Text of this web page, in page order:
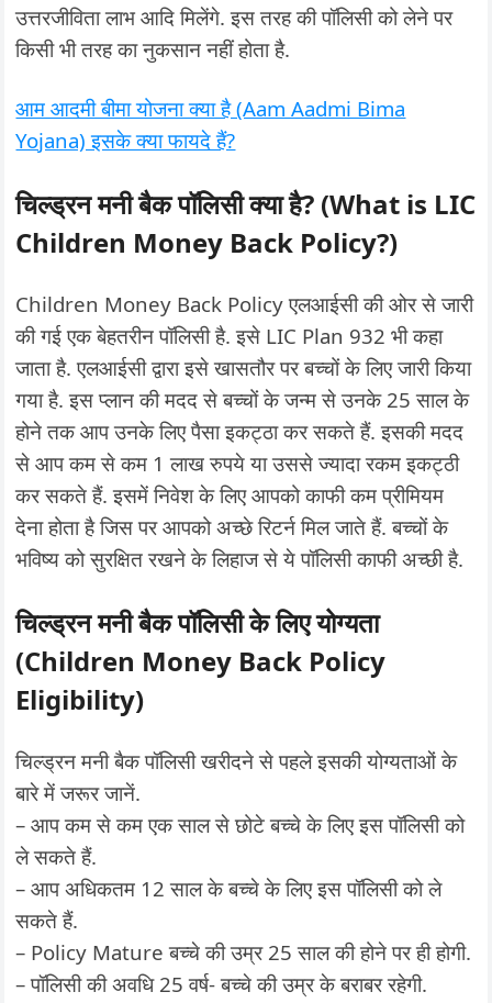
उत्तरजीविता लाभ आदि मिलेंगे. इस तरह की पॉलिसी को लेने पर
किसी भी तरह का नुकसान नहीं होता है.
आम आदमी बीमा योजना क्या है (Aam Aadmi Bima
Yojana) इसके क्या फायदे हैं?
चिल्ड्रन मनी बैक पॉलिसी क्या है? (What is LIC
Children Money Back Policy?)
Children Money Back Policy एलआईसी की ओर से जारी
की गई एक बेहतरीन पॉलिसी है. इसे LIC Plan 932 भी कहा
जाता है. एलआईसी द्वारा इसे खासतौर पर बच्चों के लिए जारी किया
गया है. इस प्लान की मदद से बच्चों के जन्म से उनके 25 साल के
होने तक आप उनके लिए पैसा इकट्ठा कर सकते हैं. इसकी मदद
से आप कम से कम 1 लाख रुपये या उससे ज्यादा रकम इकट्ठी
कर सकते हैं. इसमें निवेश के लिए आपको काफी कम प्रीमियम
देना होता है जिस पर आपको अच्छे रिटर्न मिल जाते हैं. बच्चों के
भविष्य को सुरक्षित रखने के लिहाज से ये पॉलिसी काफी अच्छी है.
चिल्ड्रन मनी बैक पॉलिसी के लिए योग्यता
(Children Money Back Policy
Eligibility)
चिल्ड्रन मनी बैक पॉलिसी खरीदने से पहले इसकी योग्यताओं के
बारे में जरूर जानें.
– आप कम से कम एक साल से छोटे बच्चे के लिए इस पॉलिसी को
ले सकते हैं.
– आप अधिकतम 12 साल के बच्चे के लिए इस पॉलिसी को ले
सकते हैं.
– Policy Mature बच्चे की उम्र 25 साल की होने पर ही होगी.
– पॉलिसी की अवधि 25 वर्ष- बच्चे की उम्र के बराबर रहेगी.